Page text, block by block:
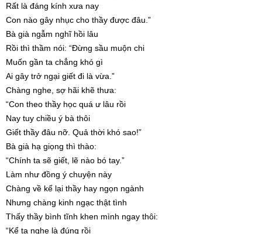
Rất là đáng kính xưa nay
Con nào gây nhục cho thầy được đâu.”
Bà già ngẫm nghĩ hồi lâu
Rồi thì thầm nói: “Đừng sầu muộn chi
Muốn gần ta chẳng khó gì
Ai gây trở ngại giết đi là vừa.”
Chàng nghe, sợ hãi khẽ thưa:
“Con theo thầy học quá ư lâu rồi
Nay tuy chiều ý bà thôi
Giết thầy đâu nỡ. Quả thời khó sao!”
Bà già hạ giọng thì thào:
“Chính ta sẽ giết, lẽ nào bó tay.”
Làm như đồng ý chuyện này
Chàng về kể lại thầy hay ngọn ngành
Nhưng chàng kinh ngạc thật tình
Thấy thầy bình tĩnh khen mình ngay thôi:
“Kể ta nghe là đúng rồi